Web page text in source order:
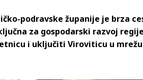
podravske županije je brza
za gospodarski razvoj
i uključiti Viroviticu u